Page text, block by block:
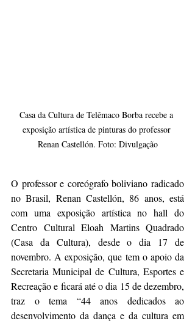
Casa da Cultura de Telêmaco Borba recebe a
exposição artística de pinturas do professor
Renan Castellón. Foto: Divulgação
O professor e coreógrafo boliviano radicado
no Brasil, Renan Castellón, 86 anos, está
com uma exposição artística no hall do
Centro Cultural Eloah Martins Quadrado
(Casa da Cultura), desde o dia 17 de
novembro. A exposição, que tem o apoio da
Secretaria Municipal de Cultura, Esportes e
Recreação e ficará até o dia 15 de dezembro,
traz o tema “44 anos dedicados ao
desenvolvimento da dança e da cultura em